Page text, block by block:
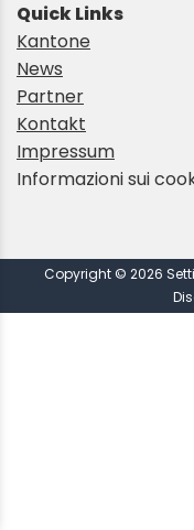
Quick Links
Kantone
News
Partner
Kontakt
Impressum
Informazioni sui
Copyright © 2026